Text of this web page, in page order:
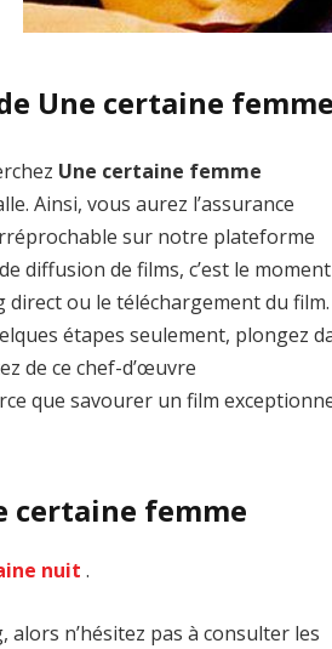
Une certaine femme
Une certaine femme
Ainsi, vous aurez l’assurance
sur notre plateforme
diffusion de films, c’est le moment
direct ou le téléchargement du film.
étapes seulement, plongez
de ce chef-d’œuvre
que savourer un film
certaine femme
nuit .
n’hésitez pas à consulter les
Zenon: Girl of
the 21st Century
streaming VF HD
La
1000